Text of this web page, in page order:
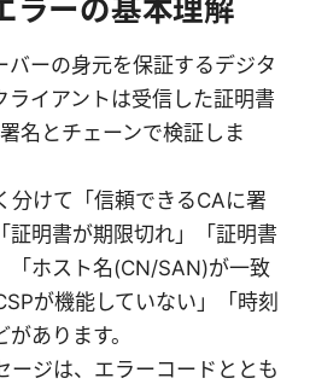
ラーの基本理解
ーの身元を保証するデジタ
ライアントは受信した証明書
名とチェーンで検証しま
分けて「信頼できるCAに署
証明書が期限切れ」「証明書
「ホスト名(CN/SAN)が一致
が機能していない」「時刻
あります。
ージは、エラーコードととも